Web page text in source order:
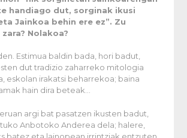
handiago dut, sorginak ikusi
Jainkoa behin ere ez”. Zu
Nolakoa?
Estimua baldin bada, hori badut,
dut tradizio zaharreko mitologia
eskolan irakatsi beharrekoa; baina
hain dira beteak…
argi bat pasatzen ikusten badut,
Anbotoko Anderea dela; halere,
batez eta lainopean irrintziak entzuten